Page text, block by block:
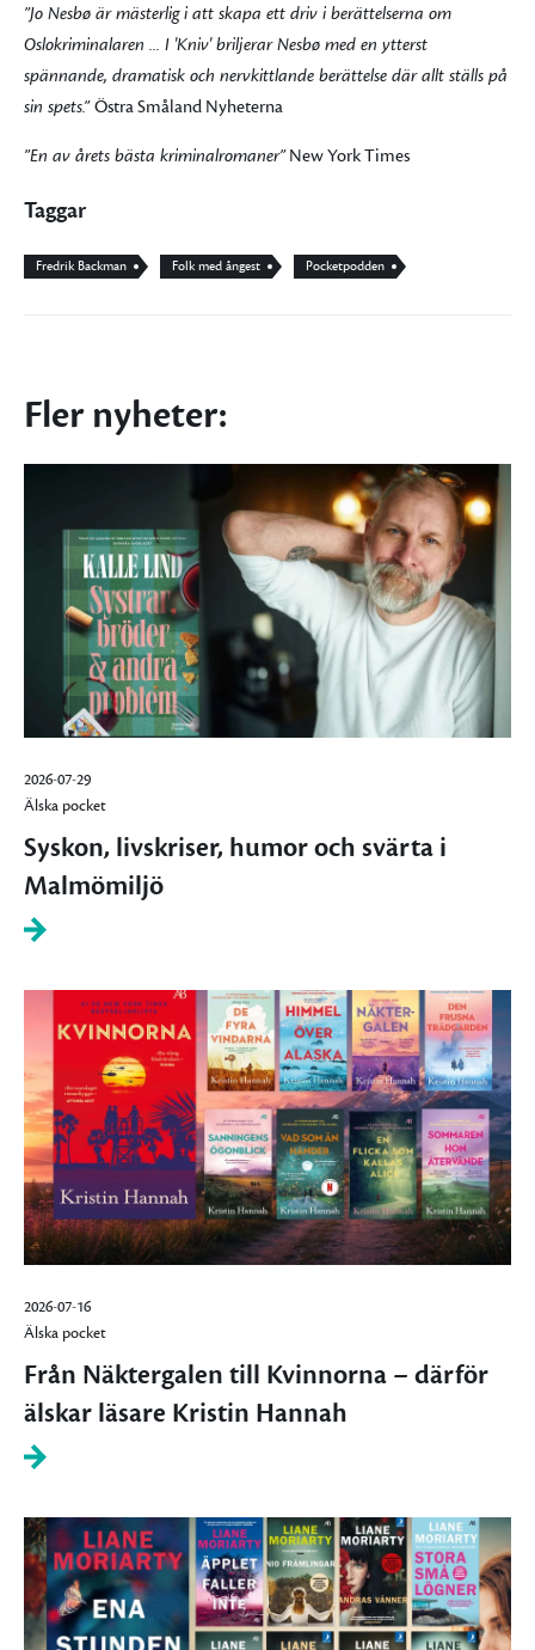
”Jo Nesbø är mästerlig i att skapa ett driv i berättelserna om
Oslokriminalaren ... I 'Kniv' briljerar Nesbø med en ytterst
spännande, dramatisk och nervkittlande berättelse där allt ställs på
sin spets.”Östra Småland Nyheterna
”En av årets bästa kriminalromaner”New York Times
Taggar
Fredrik Backman Folk med ångest Pocketpodden
Fler nyheter:
2026-07-29
Älska pocket
Syskon, livskriser, humor och svärta i
Malmömiljö
2026-07-16
Älska pocket
Från Näktergalen till Kvinnorna – därför
älskar läsare Kristin Hannah